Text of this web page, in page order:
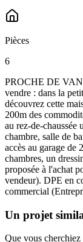
Pièces
6
PROCHE DE
vendre : dans la
découvrez cette
200m des
au rez-de-chaussée
chambre, salle de
accès au garage de
chambres, un
proposée à l'achat
vendeur). DPE en
commercial
Un projet
Que vous cherchiez